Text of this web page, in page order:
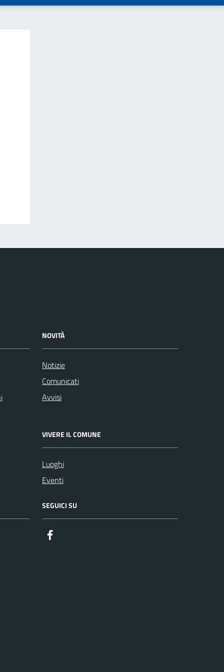
NOVITÀ
Notizie
Comunicati
Avvisi
VIVERE IL COMUNE
Luoghi
Eventi
SEGUICI SU